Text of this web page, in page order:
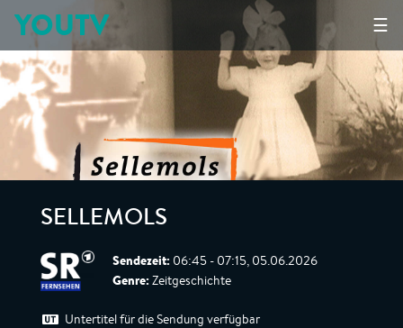
☰
YOUTV
SELLEMOLS
Sendezeit: 06:45 - 07:15, 05.06.2026
Genre: Zeitgeschichte
Untertitel für die Sendung verfügbar